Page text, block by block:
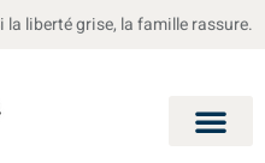
la liberté grise, la famille rassure.